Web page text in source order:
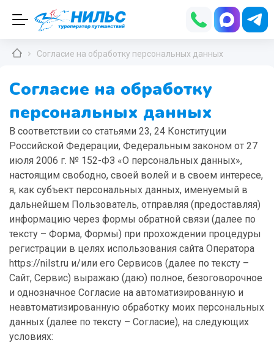
Согласие на обработку персональных данных
Согласие на обработку
персональных данных
В соответствии со статьями 23, 24 Конституции
Российской Федерации, Федеральным законом от 27
июля 2006 г. № 152-ФЗ «О персональных данных»,
настоящим свободно, своей волей и в своем интересе,
я, как субъект персональных данных, именуемый в
дальнейшем Пользователь, отправляя (предоставляя)
информацию через формы обратной связи (далее по
тексту – Форма, Формы) при прохождении процедуры
регистрации в целях использования сайта Оператора
https://nilst.ru и/или его Сервисов (далее по тексту –
Сайт, Сервис) выражаю (даю) полное, безоговорочное
и однозначное Согласие на автоматизированную и
неавтоматизированную обработку моих персональных
данных (далее по тексту – Согласие), на следующих
условиях: